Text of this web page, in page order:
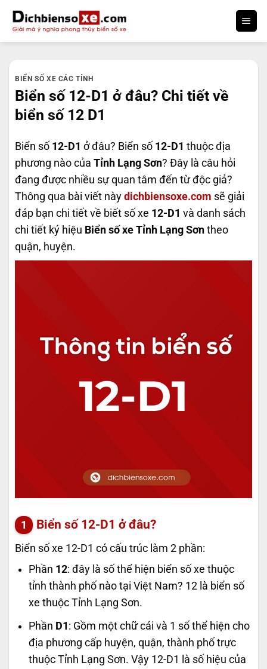
qua
nội
BIỂN SỐ XE CÁC TỈNH
Biển số 12-D1 ở đâu? Chi tiết về
biển số 12 D1
Biển số 12-D1 ở đâu? Biển số 12-D1 thuộc địa
phương nào của Tỉnh Lạng Sơn? Đây là câu hỏi
đang được nhiều sự quan tâm đến từ độc giả?
Thông qua bài viết này dichbiensoxe.com sẽ giải
đáp bạn chi tiết về biết số xe 12-D1 và danh sách
chi tiết ký hiệu Biển số xe Tỉnh Lạng Sơn theo
quận, huyện.
Biển số 12-D1 ở đâu?
Biển số xe 12-D1 có cấu trúc làm 2 phần:
Phần 12: đây là số thể hiện biển số xe thuộc
tỉnh thành phố nào tại Việt Nam? 12 là biển số
xe thuộc Tỉnh Lạng Sơn.
Phần D1 : Gồm một chữ cái và 1 số thể hiện cho
địa phương cấp huyện, quận, thành phố trực
thuộc Tỉnh Lạng Sơn. Vậy 12-D1 là số hiệu của